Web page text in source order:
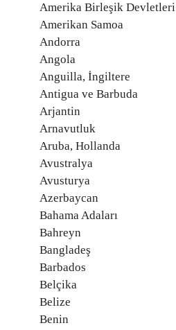
Amerika Birleşik Devletleri
Amerikan Samoa
Andorra
Angola
Anguilla, İngiltere
Antigua ve Barbuda
Arjantin
Arnavutluk
Aruba, Hollanda
Avustralya
Avusturya
Azerbaycan
Bahama Adaları
Bahreyn
Bangladeş
Barbados
Belçika
Belize
Benin